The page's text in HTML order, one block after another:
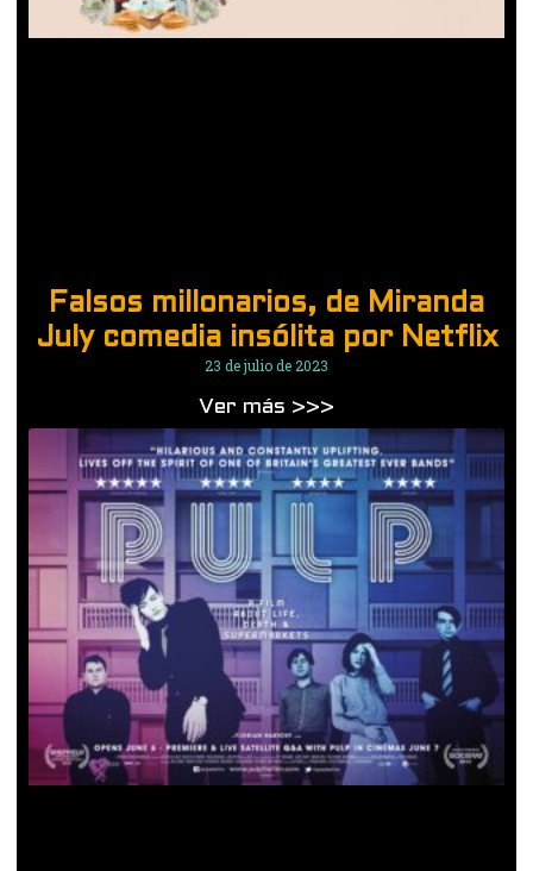
Falsos millonarios, de Miranda
July comedia insólita por Netflix
23 de julio de 2023
Ver más >>>